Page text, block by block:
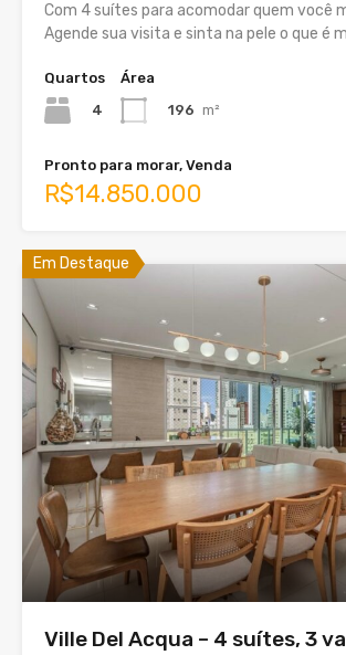
Com 4 suítes para acomodar quem você
Agende sua visita e sinta na pele o que é
Quartos
4
Área
196 m²
Pronto para morar, Venda
R$14.850.000
Em Destaque
Ville Del Acqua – 4 suítes, 3